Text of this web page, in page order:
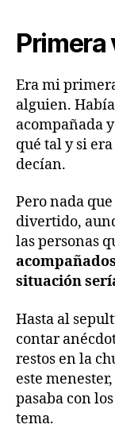
Primera
Era mi
alguien.
acompañada
qué tal y si
decían.
Pero nada
divertido,
las personas
situación
Hasta al
contar
restos en la
este
pasaba con
tema.